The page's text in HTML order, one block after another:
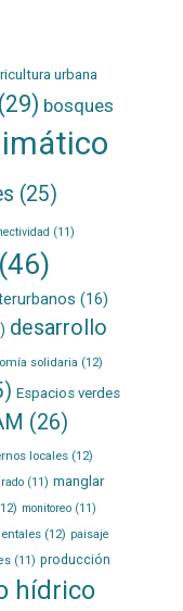
urbana
(29) bosques
(25)
(11)
(46)
(16)
desarrollo
solidaria (12)
Espacios verdes
(26)
locales(12)
(11) manglar
monitoreo(11)
(12) paisaje
(11) producción
hídrico